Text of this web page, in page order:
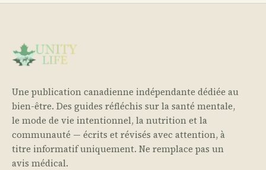
Une publication canadienne indépendante dédiée au
bien-être. Des guides réfléchis sur la santé mentale,
le mode de vie intentionnel, la nutrition et la
communauté — écrits et révisés avec attention, à
titre informatif uniquement. Ne remplace pas un
avis médical.